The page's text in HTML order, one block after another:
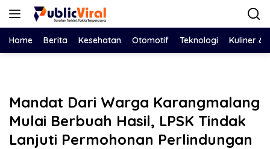
Langsung
Home Berita Kesehatan Otomotif Teknologi Kuliner &
Mandat Dari Warga Karangmalang
Mulai Berbuah Hasil, LPSK Tindak
Lanjuti Permohonan Perlindungan